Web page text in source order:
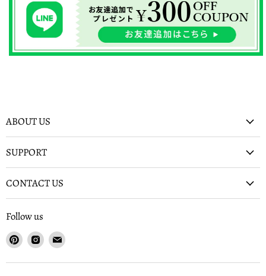
ABOUT US
SUPPORT
CONTACT US
Follow us
Find
on
Find
on
Find
on